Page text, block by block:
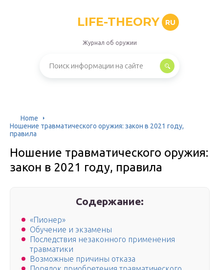
LIFE-THEORY RU
Журнал об оружии
Home
Ношение травматического оружия: закон в 2021 году,
правила
Ношение травматического оружия:
закон в 2021 году, правила
Содержание:
«Пионер»
Обучение и экзамены
Последствия незаконного применения
травматики
Возможные причины отказа